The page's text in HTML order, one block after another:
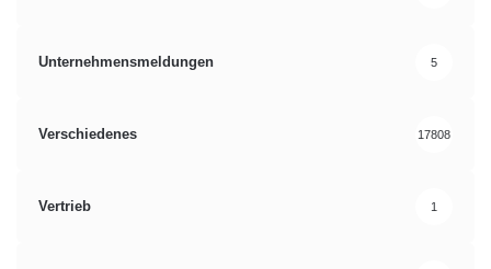
Unternehmensmeldungen 5
Verschiedenes 17808
Vertrieb 1